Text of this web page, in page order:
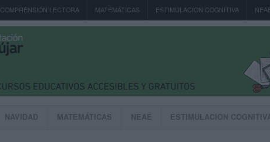
COMPRENSIÓN LECTORA MATEMÁTICAS ESTIMULACION COGNITIVA
NAVIDAD MATEMÁTICAS NEAE ESTIMULACION